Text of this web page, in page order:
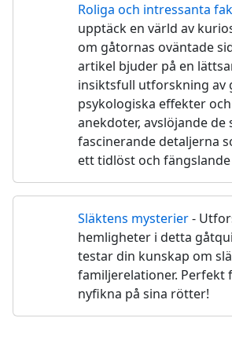
Roliga och intressanta
upptäck en värld av
om gåtornas oväntade
artikel bjuder på en
insiktsfull utforskning av
psykologiska effekter
anekdoter, avslöjande de
fascinerande detaljerna
ett tidlöst och
Släktens mysterier-
hemligheter i detta
testar din kunskap om
familjerelationer. Perfekt
nyfikna på sina rötter!